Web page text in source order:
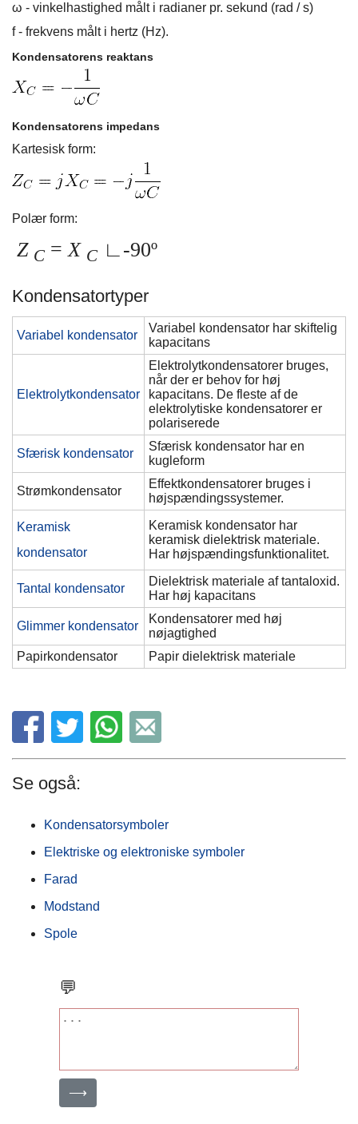
ω - vinkelhastighed målt i radianer pr. sekund (rad / s)
f - frekvens målt i hertz (Hz).
Kondensatorens reaktans
Kondensatorens impedans
Kartesisk form:
Polær form:
Z C =X C ∟-90º
Kondensatortyper
Variabel kondensator
Variabel kondensator har skiftelig
kapacitans
Elektrolytkondensator
Elektrolytkondensatorer bruges,
når der er behov for høj
kapacitans. De fleste af de
elektrolytiske kondensatorer er
polariserede
Sfærisk kondensator
Sfærisk kondensator har en
kugleform
Strømkondensator
Effektkondensatorer bruges i
højspændingssystemer.
Keramisk
kondensator
Keramisk kondensator har
keramisk dielektrisk materiale.
Har højspændingsfunktionalitet.
Tantal kondensator
Dielektrisk materiale af tantaloxid.
Har høj kapacitans
Glimmer kondensator
Kondensatorer med høj
nøjagtighed
Papirkondensator
Papir dielektrisk materiale
Se også:
Kondensatorsymboler
Elektriske og elektroniske symboler
Farad
Modstand
Spole
💬
⟶